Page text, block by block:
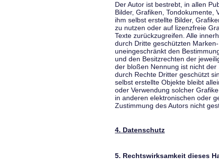
Der Autor ist bestrebt, in allen
Bilder, Grafiken, Tondokumente,
ihm selbst erstellte Bilder,
zu nutzen oder auf lizenzfreie
Texte zurückzugreifen. Alle
durch Dritte geschützten
uneingeschränkt den
und den Besitzrechten der
der bloßen Nennung ist nicht
durch Rechte Dritter geschützt
selbst erstellte Objekte bleibt
oder Verwendung solcher
in anderen elektronischen oder
Zustimmung des Autors nicht
4. Datenschutz
5. Rechtswirksamkeit dieses